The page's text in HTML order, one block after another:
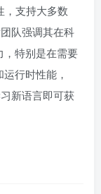
，支持大多数
队强调其在科
，特别是在需要
行时性能，
新语言即可获